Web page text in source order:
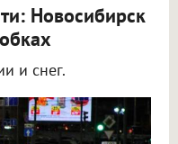
Новосибирск
и снег.